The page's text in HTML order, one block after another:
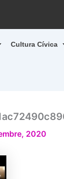
Cultura Cívica
2020